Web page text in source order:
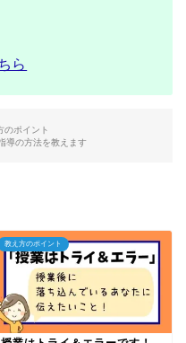
ら
のポイント
導の方法を教えます
教え方のポイント